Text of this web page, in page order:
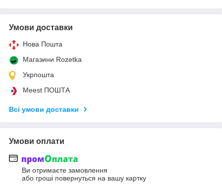
Умови доставки
Нова Пошта
Магазини Rozetka
Укрпошта
Meest ПОШТА
Всі умови доставки
Умови оплати
Ви отримаєте замовлення
або гроші повернуться на вашу картку